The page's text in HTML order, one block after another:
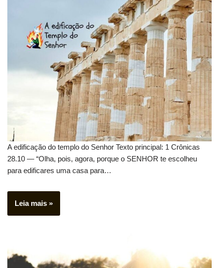
A edificação do templo do Senhor Texto principal: 1 Crônicas
28.10 — “Olha, pois, agora, porque o SENHOR te escolheu
para edificares uma casa para…
Leia mais »